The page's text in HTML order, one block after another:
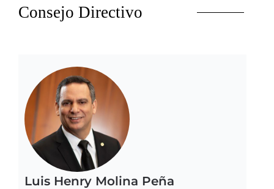
Consejo Directivo
Luis Henry Molina Peña